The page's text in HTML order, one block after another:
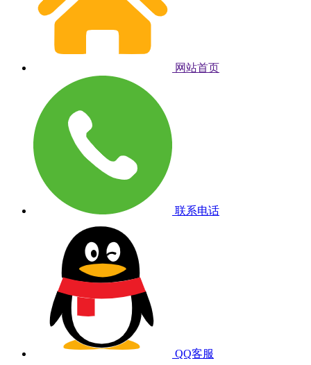
网站首页
联系电话
QQ客服